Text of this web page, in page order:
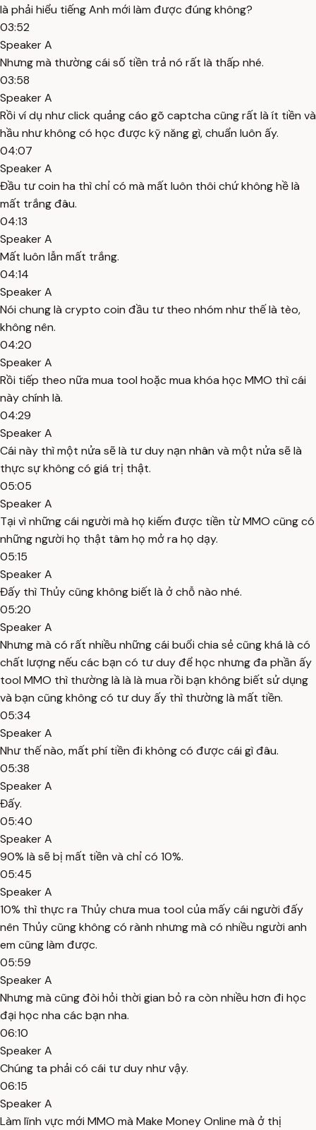
là phải hiểu tiếng Anh mới làm được đúng không?
03:52
Speaker A
Nhưng mà thường cái số tiền trả nó rất là thấp nhé.
03:58
Speaker A
Rồi ví dụ như click quảng cáo gõ captcha cũng rất là ít tiền và
hầu như không có học được kỹ năng gì, chuẩn luôn ấy.
04:07
Speaker A
Đầu tư coin ha thì chỉ có mà mất luôn thôi chứ không hề là
mất trắng đâu.
04:13
Speaker A
Mất luôn lẫn mất trắng.
04:14
Speaker A
Nói chung là crypto coin đầu tư theo nhóm như thế là tèo,
không nên.
04:20
Speaker A
Rồi tiếp theo nữa mua tool hoặc mua khóa học MMO thì cái
này chính là.
04:29
Speaker A
Cái này thì một nửa sẽ là tư duy nạn nhân và một nửa sẽ là
thực sự không có giá trị thật.
05:05
Speaker A
Tại vì những cái người mà họ kiếm được tiền từ MMO cũng có
những người họ thật tâm họ mở ra họ dạy.
05:15
Speaker A
Đấy thì Thủy cũng không biết là ở chỗ nào nhé.
05:20
Speaker A
Nhưng mà có rất nhiều những cái buổi chia sẻ cũng khá là có
chất lượng nếu các bạn có tư duy để học nhưng đa phần ấy
tool MMO thì thường là là là mua rồi bạn không biết sử dụng
và bạn cũng không có tư duy ấy thì thường là mất tiền.
05:34
Speaker A
Như thế nào, mất phí tiền đi không có được cái gì đâu.
05:38
Speaker A
Đấy.
05:40
Speaker A
90% là sẽ bị mất tiền và chỉ có 10%.
05:45
Speaker A
10% thì thực ra Thủy chưa mua tool của mấy cái người đấy
nên Thủy cũng không có rành nhưng mà có nhiều người anh
em cũng làm được.
05:59
Speaker A
Nhưng mà cũng đòi hỏi thời gian bỏ ra còn nhiều hơn đi học
đại học nha các bạn nha.
06:10
Speaker A
Chúng ta phải có cái tư duy như vậy.
06:15
Speaker A
Làm lĩnh vực mới MMO mà Make Money Online mà ở thị